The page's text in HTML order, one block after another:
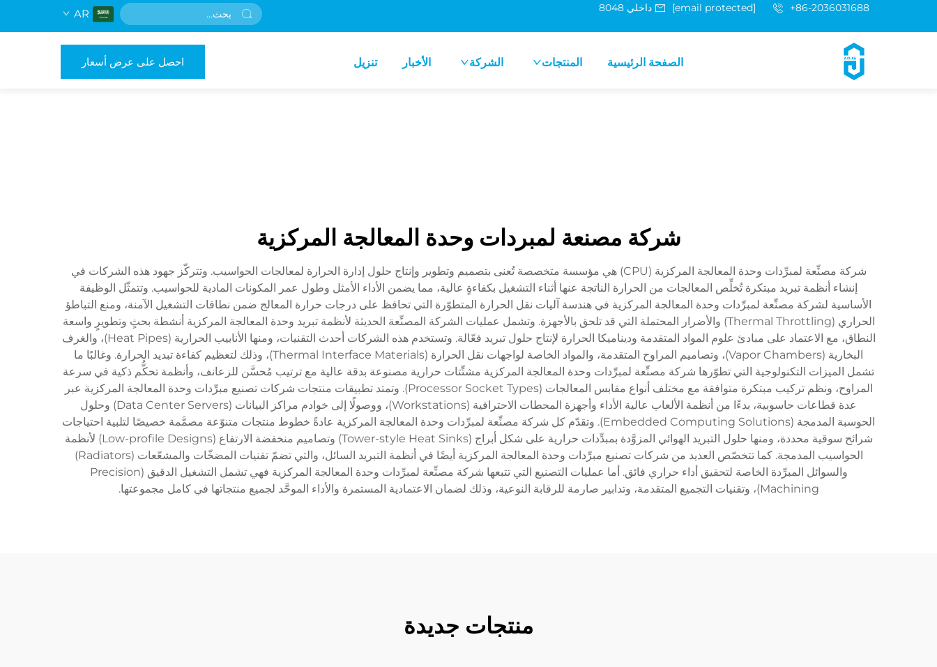
[email protected] +86-2036031688 داخلي 8048 AR
الصفحة الرئيسية المنتجات الشركة الأخبار تنزيل احصل على عرض أسعار
شركة مصنعة لمبردات وحدة المعالجة المركزية
شركة مصنِّعة لمبرِّدات وحدة المعالجة المركزية (CPU) هي مؤسسة متخصصة تُعنى بتصميم وتطوير وإنتاج حلول إدارة الحرارة لمعالجات الحواسيب. وتتركّز جهود هذه الشركات في
إنشاء أنظمة تبريد مبتكرة تُخلِّص المعالجات من الحرارة الناتجة عنها أثناء التشغيل بكفاءةٍ عالية، مما يضمن الأداء الأمثل وطول عمر المكونات المادية للحواسيب. وتتمثّل الوظيفة
الأساسية لشركة مصنِّعة لمبرِّدات وحدة المعالجة المركزية في هندسة آليات نقل الحرارة المتطوّرة التي تحافظ على درجات حرارة المعالج ضمن نطاقات التشغيل الآمنة، ومنع التباطؤ
الحراري (Thermal Throttling) والأضرار المحتملة التي قد تلحق بالأجهزة. وتشمل عمليات الشركة المصنِّعة الحديثة لأنظمة تبريد وحدة المعالجة المركزية أنشطة بحثٍ وتطويرٍ واسعة
النطاق، مع الاعتماد على مبادئ علوم المواد المتقدمة وديناميكا الحرارة لإنتاج حلول تبريد فعّالة. وتستخدم هذه الشركات أحدث التقنيات، ومنها الأنابيب الحرارية (Heat Pipes)، والغرف
البخارية (Vapor Chambers)، وتصاميم المراوح المتقدمة، والمواد الخاصة لواجهات نقل الحرارة (Thermal Interface Materials)، وذلك لتعظيم كفاءة تبديد الحرارة. وغالبًا ما
تشمل الميزات التكنولوجية التي تطوّرها شركة مصنِّعة لمبرِّدات وحدة المعالجة المركزية مشتِّتات حرارية مصنوعة بدقة عالية مع ترتيب مُحسَّن للزعانف، وأنظمة تحكُّم ذكية في سرعة
المراوح، ونظم تركيب مبتكرة متوافقة مع مختلف أنواع مقابس المعالجات (Processor Socket Types). وتمتد تطبيقات منتجات شركات تصنيع مبرِّدات وحدة المعالجة المركزية عبر
عدة قطاعات حاسوبية، بدءًا من أنظمة الألعاب عالية الأداء وأجهزة المحطات الاحترافية (Workstations)، ووصولًا إلى خوادم مراكز البيانات (Data Center Servers) وحلول
الحوسبة المدمجة (Embedded Computing Solutions). وتقدّم كل شركة مصنِّعة لمبرِّدات وحدة المعالجة المركزية عادةً خطوط منتجات متنوّعة مصمَّمة خصيصًا لتلبية احتياجات
شرائح سوقية محددة، ومنها حلول التبريد الهوائي المزوَّدة بمبدِّدات حرارية على شكل أبراج (Tower-style Heat Sinks) وتصاميم منخفضة الارتفاع (Low-profile Designs) لأنظمة
الحواسيب المدمجة. كما تتخصّص العديد من شركات تصنيع مبرِّدات وحدة المعالجة المركزية أيضًا في أنظمة التبريد السائل، والتي تضمّ تقنيات المضخّات والمشعّعات (Radiators)
والسوائل المبرِّدة الخاصة لتحقيق أداء حراري فائق. أما عمليات التصنيع التي تتبعها شركة مصنِّعة لمبرِّدات وحدة المعالجة المركزية فهي تشمل التشغيل الدقيق (Precision
Machining)، وتقنيات التجميع المتقدمة، وتدابير صارمة للرقابة النوعية، وذلك لضمان الاعتمادية المستمرة والأداء الموحَّد لجميع منتجاتها في كامل مجموعتها.
منتجات جديدة